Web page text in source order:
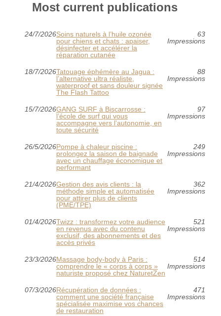
Most current publications
24/7/2026Soins naturels à l’huile ozonée
pour chiens et chats : apaiser,
désinfecter et accélérer la
réparation cutanée
63
Impressions
18/7/2026Tatouage éphémère au Jagua :
l’alternative ultra réaliste,
waterproof et sans douleur signée
The Flash Tattoo
88
Impressions
15/7/2026GANG SURF à Biscarrosse :
l’école de surf qui vous
accompagne vers l’autonomie, en
toute sécurité
97
Impressions
26/5/2026Pompe à chaleur piscine :
prolongez la saison de baignade
avec un chauffage économique et
performant
249
Impressions
21/4/2026Gestion des avis clients : la
méthode simple et automatisée
pour attirer plus de clients
(PME/TPE)
362
Impressions
01/4/2026Twizz : transformez votre audience
en revenus avec du contenu
exclusif, des abonnements et des
accès privés
521
Impressions
23/3/2026Massage body‑body à Paris :
comprendre le « corps à corps »
naturiste proposé chez NaturetZen
514
Impressions
07/3/2026Récupération de données :
comment une société française
spécialisée maximise vos chances
de restauration
471
Impressions